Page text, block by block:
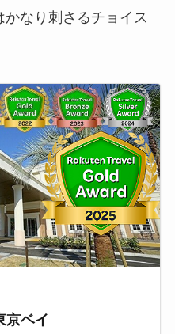
かなり刺さるチョイス
京ベイ